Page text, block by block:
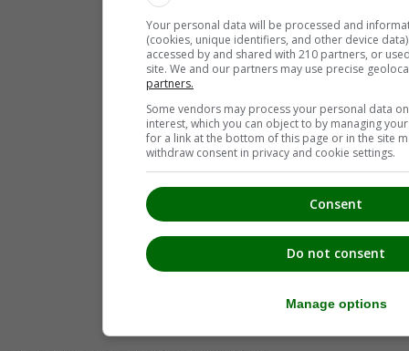
Your personal data will be processed and
(cookies, unique identifiers, and other device
accessed by and shared with 210 partners, or
site. We and our partners may use precise
partners.
Some vendors may process your personal data
interest, which you can object to by managing
for a link at the bottom of this page or in the site
withdraw consent in privacy and cookie settings.
Consent
Do not consent
Manage options